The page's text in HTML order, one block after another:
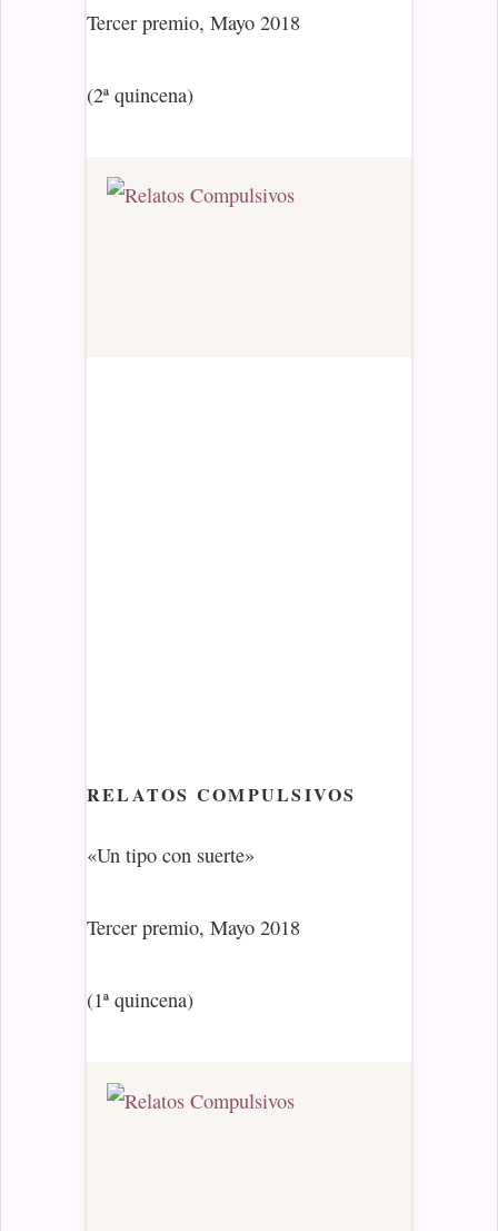
Tercer premio, Mayo 2018
(2ª quincena)
RELATOS COMPULSIVOS
«Un tipo con suerte»
Tercer premio, Mayo 2018
(1ª quincena)